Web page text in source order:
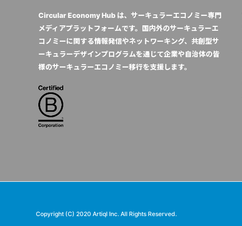
Circular Economy Hub は、サーキュラーエコノミー専門
メディアプラットフォームです。国内外のサーキュラーエ
コノミーに関する情報発信やネットワーキング、共創型サ
ーキュラーデザインプログラムを通じて企業や自治体の皆
様のサーキュラーエコノミー移行を支援します。
Copyright (C) 2020 Artiql Inc. All Rights Reserved.